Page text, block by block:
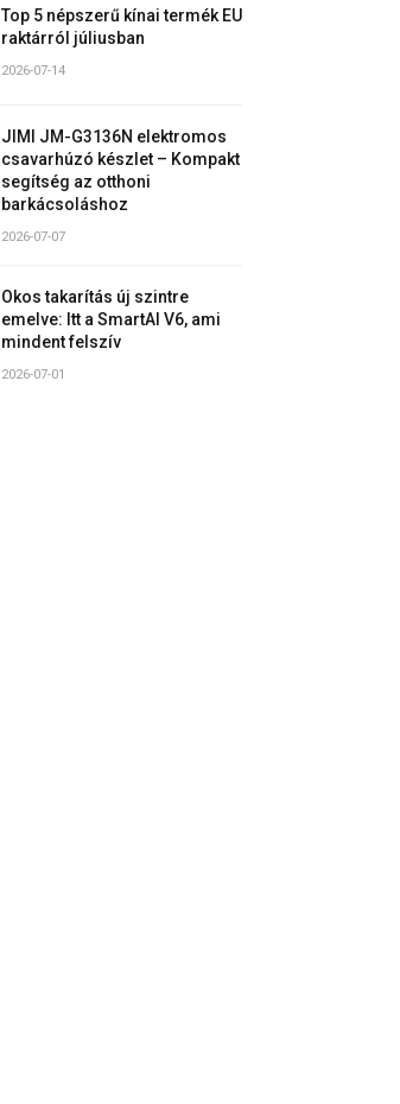
Top 5 népszerű kínai termék EU
raktárról júliusban
2026-07-14
JIMI JM-G3136N elektromos
csavarhúzó készlet – Kompakt
segítség az otthoni
barkácsoláshoz
2026-07-07
Okos takarítás új szintre
emelve: Itt a SmartAI V6, ami
mindent felszív
2026-07-01